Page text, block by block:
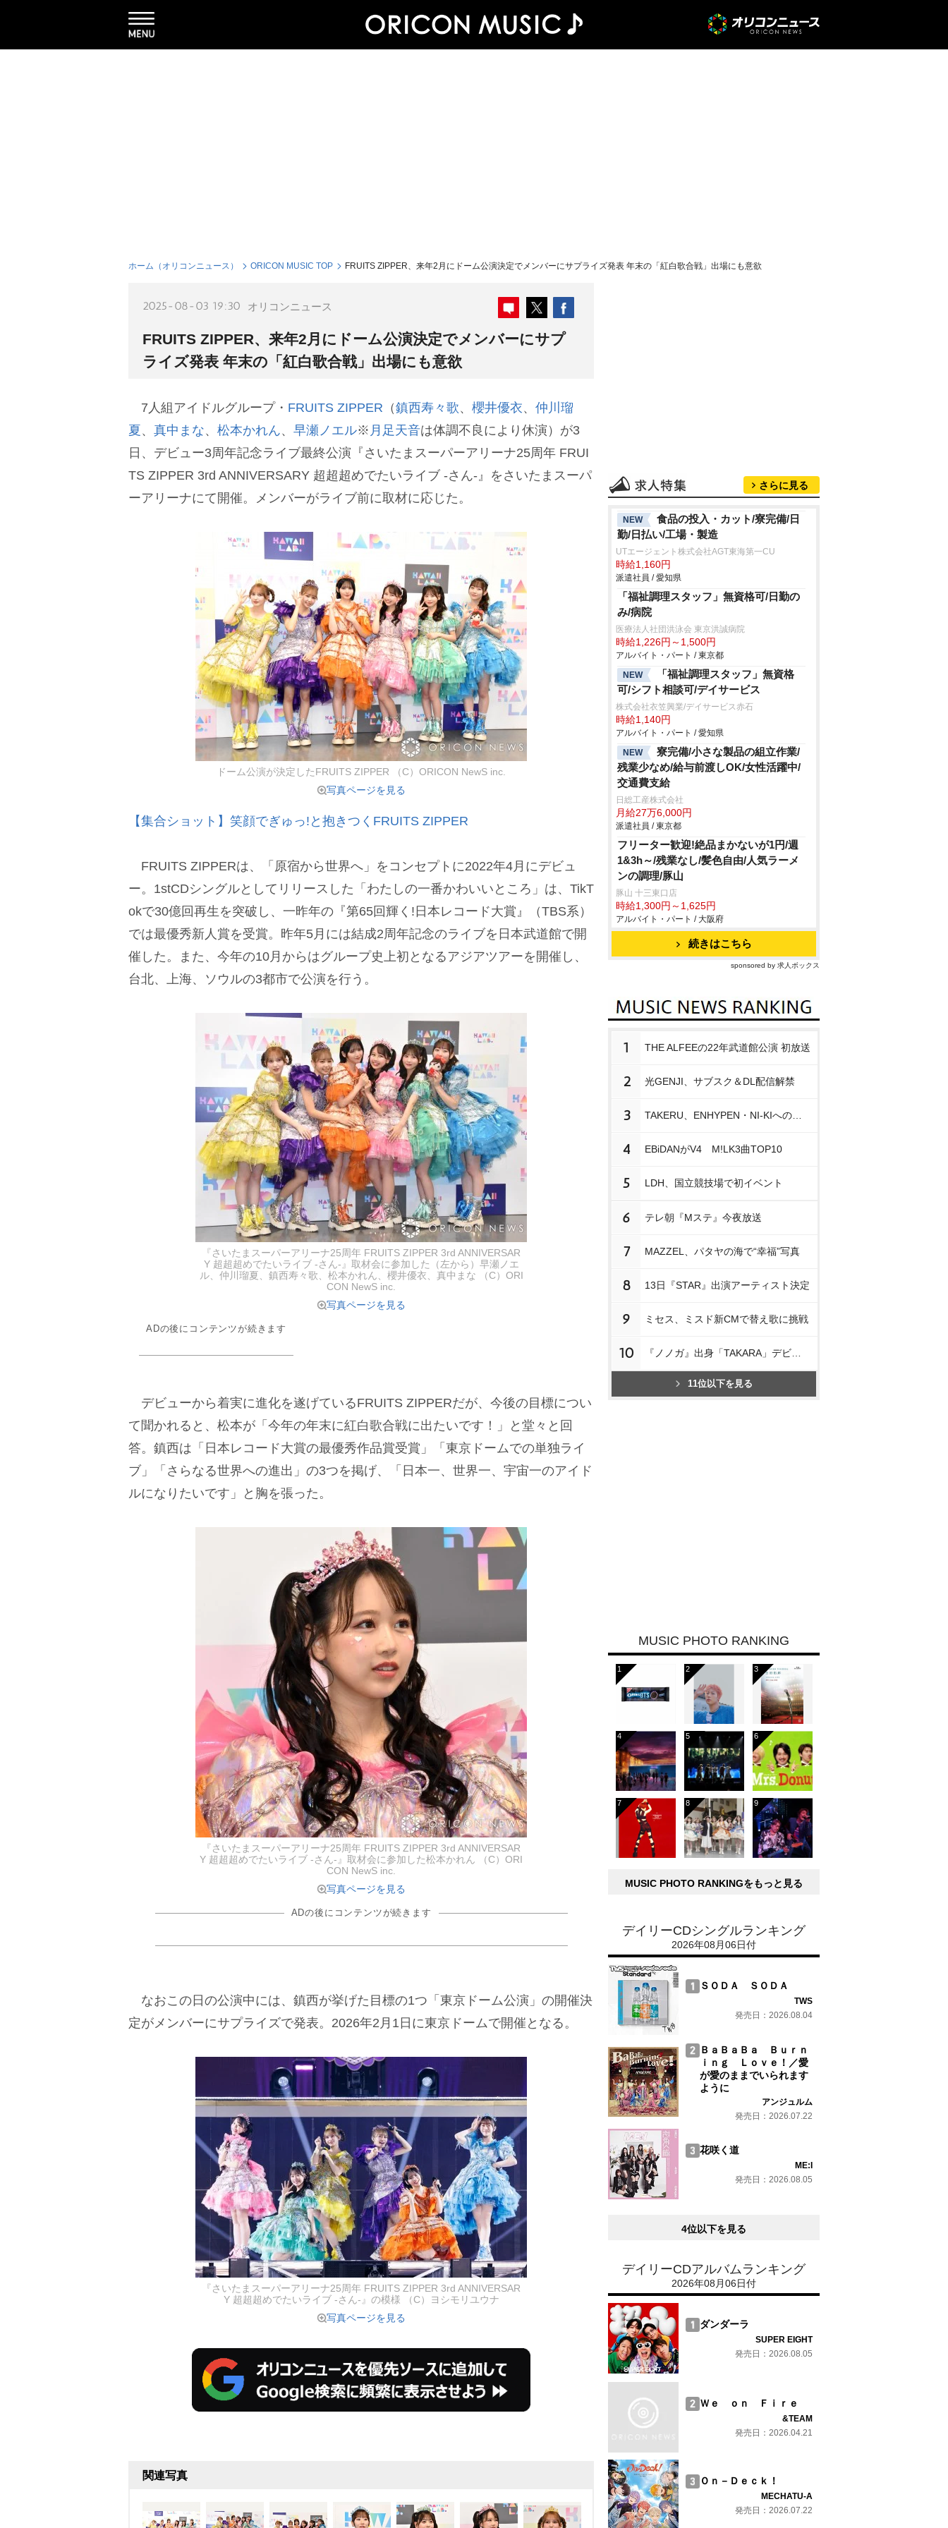
ホーム（オリコンニュース） ORICON MUSIC TOP FRUITS ZIPPER、来年2月にドーム公演決定でメンバーにサプライズ発表 年末の「紅白歌合戦」出場にも意欲
2025-08-03 19:30 オリコンニュース
FRUITS ZIPPER、来年2月にドーム公演決定でメンバーにサプ
ライズ発表 年末の「紅白歌合戦」出場にも意欲
7人組アイドルグループ・ FRUITS ZIPPER （鎮西寿々歌、 櫻井優衣、 仲川瑠
夏 、 真中まな、 松本かれん、 早瀬ノエル※ 月足天音は体調不良により休演）が3
日、デビュー3周年記念ライブ最終公演『さいたまスーパーアリーナ25周年 FRUI
TS ZIPPER 3rd ANNIVERSARY 超超超めでたいライブ -さん-』をさいたまスーパ
ーアリーナにて開催。メンバーがライブ前に取材に応じた。
ドーム公演が決定したFRUITS ZIPPER （C）ORICON NewS inc.
写真ページを見る
【集合ショット】笑顔でぎゅっ!と抱きつくFRUITS ZIPPER
FRUITS ZIPPERは、「原宿から世界へ」をコンセプトに2022年4月にデビュ
ー。1stCDシングルとしてリリースした「わたしの一番かわいいところ」は、TikT
okで30億回再生を突破し、一昨年の『第65回輝く!日本レコード大賞』（TBS系）
では最優秀新人賞を受賞。昨年5月には結成2周年記念のライブを日本武道館で開
催した。また、今年の10月からはグループ史上初となるアジアツアーを開催し、
台北、上海、ソウルの3都市で公演を行う。
『さいたまスーパーアリーナ25周年 FRUITS ZIPPER 3rd ANNIVERSAR
Y 超超超めでたいライブ -さん-』取材会に参加した（左から）早瀬ノエ
ル、仲川瑠夏、鎮西寿々歌、松本かれん、櫻井優衣、真中まな （C）ORI
CON NewS inc.
写真ページを見る
ADの後にコンテンツが続きます
デビューから着実に進化を遂げているFRUITS ZIPPERだが、今後の目標につい
て聞かれると、松本が「今年の年末に紅白歌合戦に出たいです！」と堂々と回
答。鎮西は「日本レコード大賞の最優秀作品賞受賞」「東京ドームでの単独ライ
ブ」「さらなる世界への進出」の3つを掲げ、「日本一、世界一、宇宙一のアイド
ルになりたいです」と胸を張った。
『さいたまスーパーアリーナ25周年 FRUITS ZIPPER 3rd ANNIVERSAR
Y 超超超めでたいライブ -さん-』取材会に参加した松本かれん （C）ORI
CON NewS inc.
写真ページを見る
ADの後にコンテンツが続きます
なおこの日の公演中には、鎮西が挙げた目標の1つ「東京ドーム公演」の開催決
定がメンバーにサプライズで発表。2026年2月1日に東京ドームで開催となる。
『さいたまスーパーアリーナ25周年 FRUITS ZIPPER 3rd ANNIVERSAR
Y 超超超めでたいライブ -さん-』の模様 （C）ヨシモリユウナ
写真ページを見る
関連写真
さらに見る
NEW
食品の投入・カット/寮完備/日
勤/日払い/工場・製造
UTエージェント株式会社AGT東海第一CU
時給1,160円
派遣社員 / 愛知県
「福祉調理スタッフ」無資格可/日勤の
み/病院
医療法人社団洪泳会 東京洪誠病院
時給1,226円～1,500円
アルバイト・パート / 東京都
NEW
「福祉調理スタッフ」無資格
可/シフト相談可/デイサービス
株式会社衣笠興業/デイサービス赤石
時給1,140円
アルバイト・パート / 愛知県
NEW
寮完備/小さな製品の組立作業/
残業少なめ/給与前渡しOK/女性活躍中/
交通費支給
日総工産株式会社
月給27万6,000円
派遣社員 / 東京都
フリーター歓迎!絶品まかないが1円/週
1&3h～/残業なし/髪色自由/人気ラーメ
ンの調理/豚山
豚山 十三東口店
時給1,300円～1,625円
アルバイト・パート / 大阪府
続きはこちら
sponsored by 求人ボックス
1 THE ALFEEの22年武道館公演 初放送
2 光GENJI、サブスク＆DL配信解禁
3
4 EBiDANがV4 M!LK3曲TOP10
5 LDH、国立競技場で初イベント
6 テレ朝『Mステ』今夜放送
7 MAZZEL、パタヤの海で“幸福”写真
8 13日『STAR』出演アーティスト決定
9 ミセス、ミスド新CMで替え歌に挑戦
10
11位以下を見る
MUSIC PHOTO RANKING
MUSIC PHOTO RANKINGをもっと見る
デイリーCDシングルランキング
2026年08月06日付
ＳＯＤＡ ＳＯＤＡ
TWS
発売日：2026.08.04
ＢａＢａＢａ Ｂｕｒｎ
ｉｎｇ Ｌｏｖｅ！／愛
が愛のままでいられます
ように
アンジュルム
発売日：2026.07.22
花咲く道
ME:I
発売日：2026.08.05
4位以下を見る
デイリーCDアルバムランキング
2026年08月06日付
ダンダーラ
SUPER EIGHT
発売日：2026.08.05
Ｗｅ ｏｎ Ｆｉｒｅ
&TEAM
発売日：2026.04.21
Ｏｎ－Ｄｅｃｋ！
MECHATU-A
発売日：2026.07.22